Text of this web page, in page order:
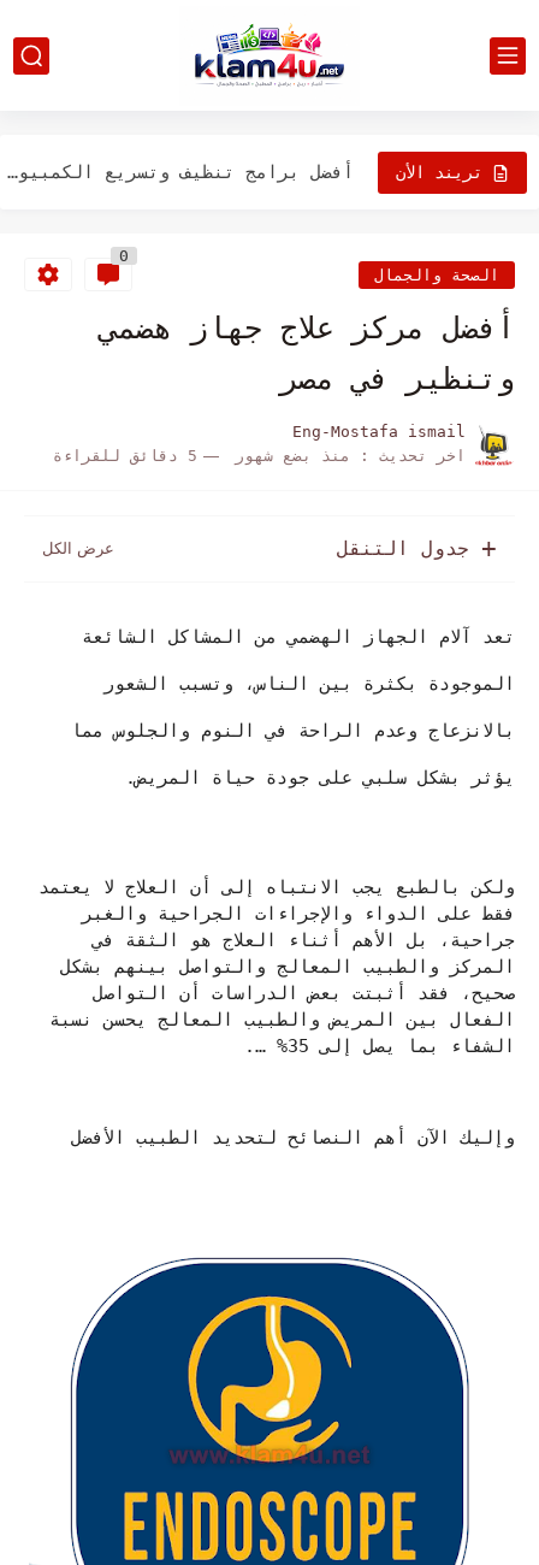
تريند الأن
أفضل برامج تعريفات الكمبيوتر تلقائيًا 2026 (حل مشكلة التعريفات نهائيًا)
أفضل برامج تنظيف وتسريع الكمبيوتر 2026 (حل نهائي للبطء)
الصحة والجمال
0
أفضل مركز علاج جهاز هضمي
وتنظير في مصر
Eng-Mostafa ismail
اخر تحديث :
منذ بضع شهور 5 دقائق للقراءة
جدول التنقل
تعد آلام الجهاز الهضمي من المشاكل الشائعة
الموجودة بكثرة بين الناس، وتسبب الشعور
بالانزعاج وعدم الراحة في النوم والجلوس مما
يؤثر بشكل سلبي على جودة حياة المريض.
ولكن بالطبع يجب الانتباه إلى أن العلاج لا يعتمد
فقط على الدواء والإجراءات الجراحية والغبر
جراحية، بل الأهم أثناء العلاج هو الثقة في
المركز والطبيب المعالج والتواصل بينهم بشكل
صحيح، فقد أثبتت بعض الدراسات أن التواصل
الفعال بين المريض والطبيب المعالج يحسن نسبة
الشفاء بما يصل إلى 35% ….
وإليك الآن أهم النصائح لتحديد الطبيب الأفضل